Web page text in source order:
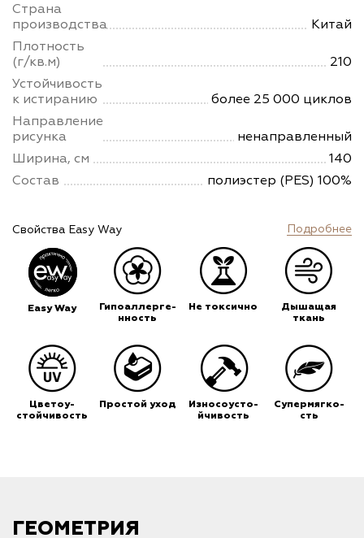
Страна
производства
Китай
Плотность
(г/кв.м)
210
Устойчивость
к истиранию
более 25 000 циклов
Направление
рисунка
ненаправленный
Ширина, см
140
Состав
полиэстер (PES) 100%
Свойства Easy Way Подробнее
Easy Way
Гипоаллерге-
нность
Не токсично
Дышащая
ткань
Цветоу-
стойчивость
Простой уход
Износоусто-
йчивость
Супермягко-
сть
ГЕОМЕТРИЯ